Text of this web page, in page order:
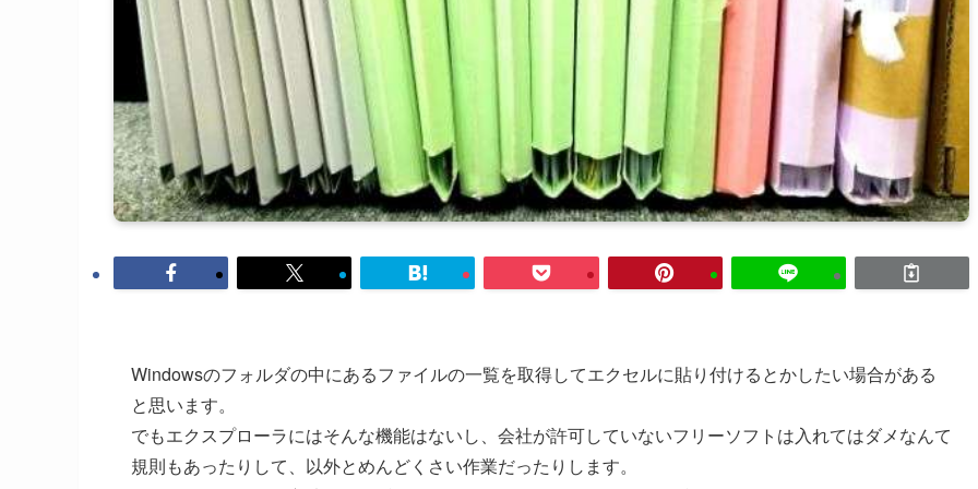
Windowsのフォルダの中にあるファイルの一覧を取得してエクセルに貼り付けるとかしたい場合がある
と思います。
でもエクスプローラにはそんな機能はないし、会社が許可していないフリーソフトは入れてはダメなんて
規則もあったりして、以外とめんどくさい作業だったりします。